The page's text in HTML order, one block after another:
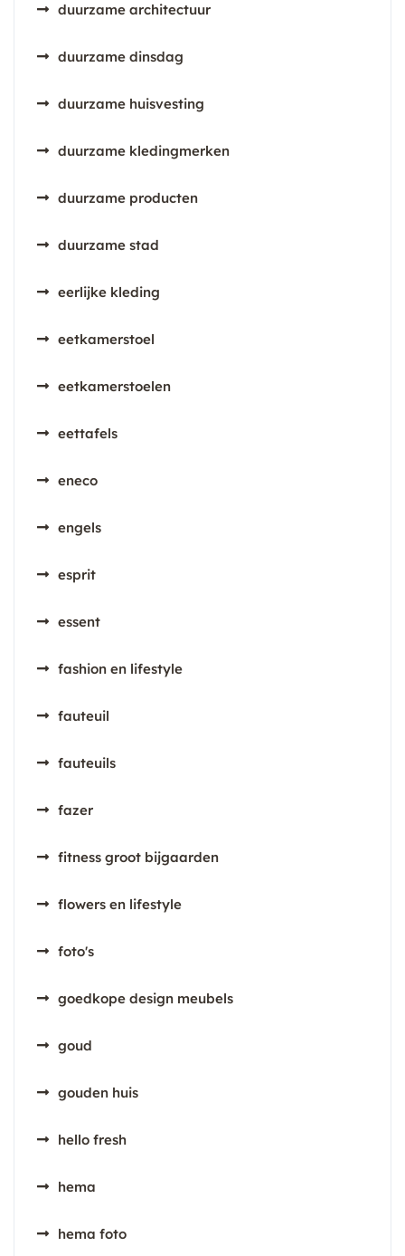
duurzame architectuur
duurzame dinsdag
duurzame huisvesting
duurzame kledingmerken
duurzame producten
duurzame stad
eerlijke kleding
eetkamerstoel
eetkamerstoelen
eettafels
eneco
engels
esprit
essent
fashion en lifestyle
fauteuil
fauteuils
fazer
fitness groot bijgaarden
flowers en lifestyle
foto's
goedkope design meubels
goud
gouden huis
hello fresh
hema
hema foto